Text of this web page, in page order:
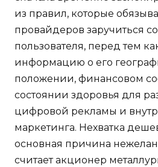
из правил, которые
провайдеров заручиться
пользователя, перед тем
информацию о его
положении, финансовом
состоянии здоровья для
цифровой рекламы и
маркетинга. Нехватка
основная причина
считает акционер